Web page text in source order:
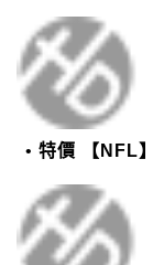
特價 【NFL